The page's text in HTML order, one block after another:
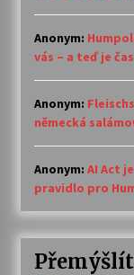
Anonym:
vás – a teď je
Anonym:
německá
Anonym: AI Act
pravidlo pro